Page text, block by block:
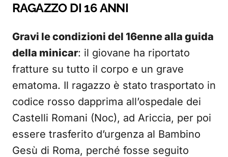
RAGAZZO DI 16 ANNI
Gravi le condizioni del 16enne alla guida
della minicar: il giovane ha riportato
fratture su tutto il corpo e un grave
ematoma. Il ragazzo è stato trasportato in
codice rosso dapprima all’ospedale dei
Castelli Romani (Noc), ad Ariccia, per poi
essere trasferito d’urgenza al Bambino
Gesù di Roma, perché fosse seguito